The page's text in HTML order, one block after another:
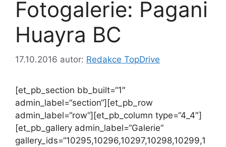
Fotogalerie: Pagani
Huayra BC
17.10.2016 autor: Redakce TopDrive
[et_pb_section bb_built=“1″
admin_label=“section“][et_pb_row
admin_label=“row“][et_pb_column type=“4_4″]
[et_pb_gallery admin_label=“Galerie“
gallery_ids=“10295,10296,10297,10298,10299,1